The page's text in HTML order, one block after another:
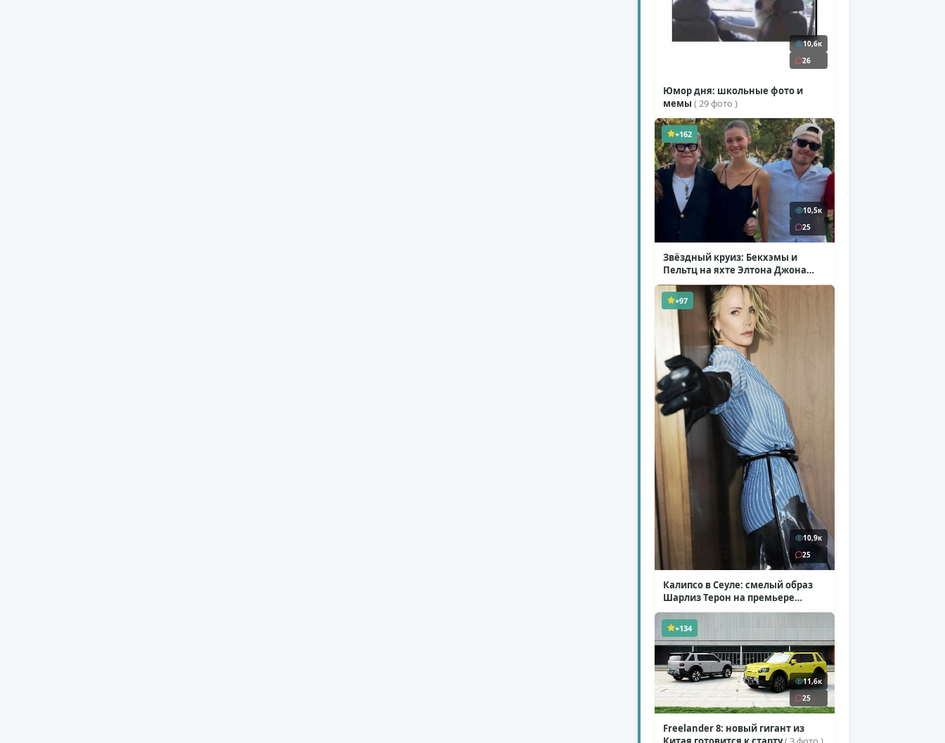
10,6к
26
Юмор дня: школьные фото и
мемы ( 29 фото )
+162
10,5к
25
Звёздный круиз: Бекхэмы и
Пельтц на яхте Элтона Джона
( 12 фото )
+97
10,9к
25
Калипсо в Сеуле: смелый образ
Шарлиз Терон на премьере
«Одиссеи»( 6 фото )
+134
11,6к
25
Freelander 8: новый гигант из